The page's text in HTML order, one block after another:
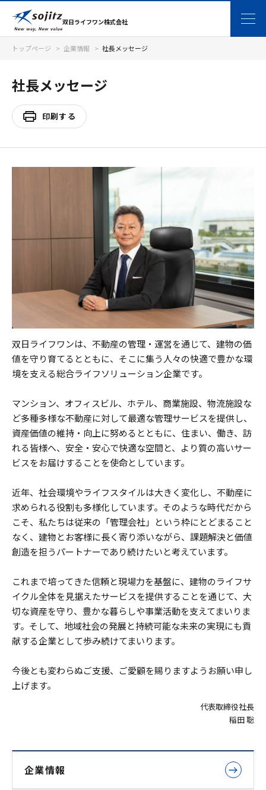
双日ライフワン株式会社
トップページ 企業情報 社長メッセージ
社長メッセージ
印刷する
双日ライフワンは、不動産の管理・運営を通じて、建物の価
値を守り育てるとともに、そこに集う人々の快適で豊かな環
境を支える総合ライフソリューション企業です。
マンション、オフィスビル、ホテル、商業施設、物流施設な
ど多種多様な不動産に対して最適な管理サービスを提供し、
資産価値の維持・向上に努めるとともに、住まい、働き、訪
れる皆様へ、安全・安心で快適な空間と、より質の高いサー
ビスをお届けすることを使命としています。
近年、社会環境やライフスタイルは大きく変化し、不動産に
求められる役割も多様化しています。そのような時代だから
こそ、私たちは従来の「管理会社」という枠にとどまること
なく、建物とお客様に長く寄り添いながら、課題解決と価値
創造を担うパートナーであり続けたいと考えています。
これまで培ってきた信頼と現場力を基盤に、建物のライフサ
イクル全体を見据えたサービスを提供することを通じて、大
切な資産を守り、豊かな暮らしや事業活動を支えてまいりま
す。そして、地域社会の発展と持続可能な未来の実現にも貢
献する企業として歩み続けてまいります。
今後とも変わらぬご支援、ご愛顧を賜りますようお願い申し
上げます。
代表取締役社長
稲田 聡
企業情報